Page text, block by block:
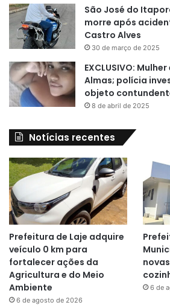
São José do
morre após
Castro Alves
30 de março de 2025
EXCLUSIVO:
Almas; polícia
objeto
8 de abril de 2025
Notícias recentes
Prefeitura de Laje adquire
veículo 0 km para
fortalecer ações da
Agricultura e do Meio
Ambiente
6 de agosto de 2026
6 de